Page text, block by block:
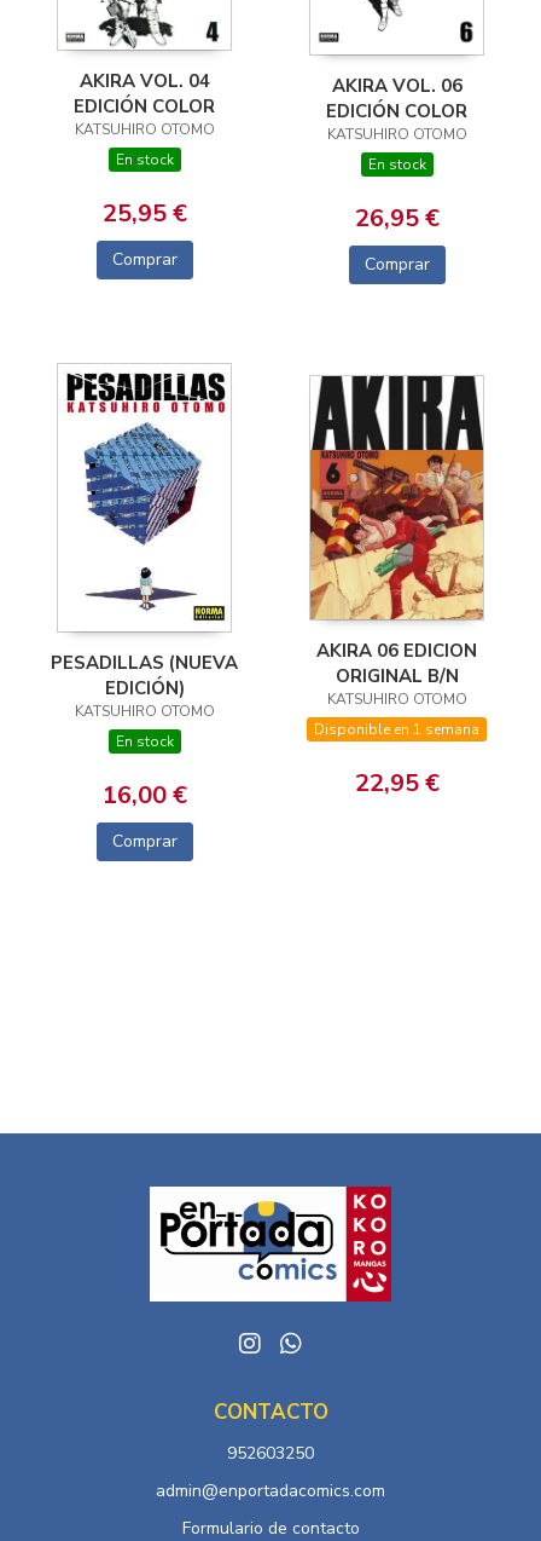
AKIRA VOL. 04
EDICIÓN COLOR
KATSUHIRO OTOMO
En stock
25,95 €
Comprar
AKIRA VOL. 06
EDICIÓN COLOR
KATSUHIRO OTOMO
En stock
26,95 €
Comprar
PESADILLAS (NUEVA
EDICIÓN)
KATSUHIRO OTOMO
En stock
16,00 €
Comprar
AKIRA 06 EDICION
ORIGINAL B/N
KATSUHIRO OTOMO
Disponible en 1 semana
22,95 €
CONTACTO
952603250
admin@enportadacomics.com
Formulario de contacto